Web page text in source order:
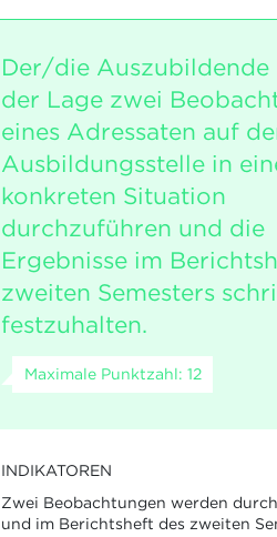
Der/die Auszubildende
der Lage zwei
eines Adressaten auf
Ausbildungsstelle in
konkreten Situation
durchzuführen und die
Ergebnisse im
zweiten Semesters
festzuhalten.
Maximale Punktzahl: 12
INDIKATOREN
Zwei Beobachtungen werden
und im Berichtsheft des zweiten